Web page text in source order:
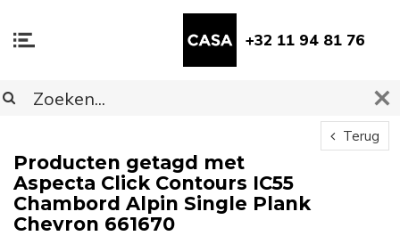
+32 11 94 81 76
Terug
Producten getagd met
Aspecta Click Contours IC55
Chambord Alpin Single Plank
Chevron 661670